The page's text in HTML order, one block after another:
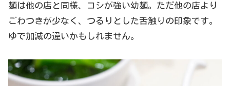
麺は他の店と同様、コシが強い幼麺。ただ他の店より
ごわつきが少なく、つるりとした舌触りの印象です。
ゆで加減の違いかもしれません。